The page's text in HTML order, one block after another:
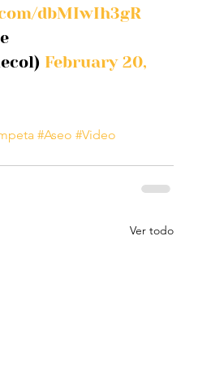
dbMIwIh3gR
February 20,
#Aseo #Video
Ver todo